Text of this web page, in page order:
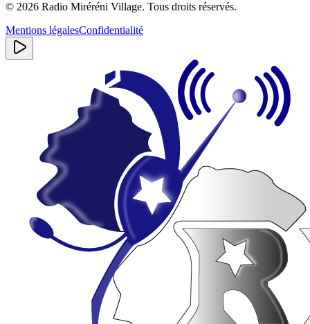
© 2026 Radio Miréréni Village. Tous droits réservés.
Mentions légalesConfidentialité